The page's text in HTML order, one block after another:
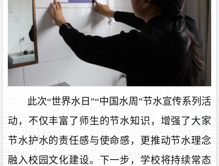
此次“世界水日”“中国水周”节水宣传系列活
动，不仅丰富了师生的节水知识，增强了大家
节水护水的责任感与使命感，更推动节水理念
融入校园文化建设。下一步，学校将持续常态